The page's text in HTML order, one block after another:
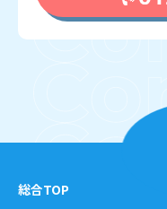
総合TOP